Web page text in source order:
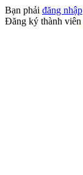
Bạn phải đăng nhập
Đăng ký thành viên